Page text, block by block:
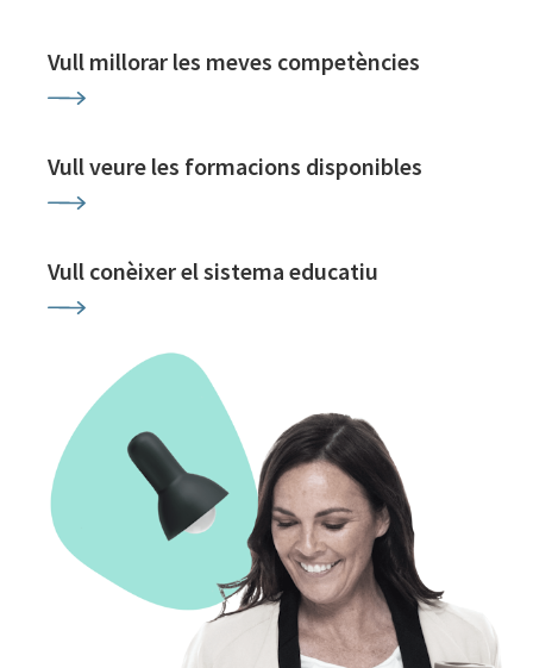
Vull millorar les meves competències
Vull veure les formacions disponibles
Vull conèixer el sistema educatiu